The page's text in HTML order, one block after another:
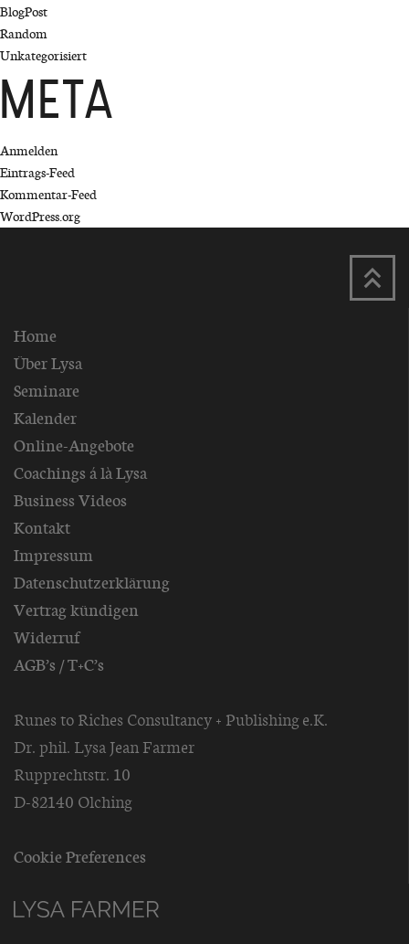
BlogPost
Random
Unkategorisiert
META
Anmelden
Eintrags-Feed
Kommentar-Feed
WordPress.org
Home
Über Lysa
Seminare
Kalender
Online-Angebote
Coachings á là Lysa
Business Videos
Kontakt
Impressum
Datenschutzerklärung
Vertrag kündigen
Widerruf
AGB’s / T+C’s
Runes to Riches Consultancy + Publishing e.K.
Dr. phil. Lysa Jean Farmer
Rupprechtstr. 10
D-82140 Olching
Cookie Preferences